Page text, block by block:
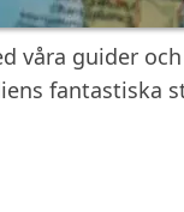
våra guider
fantastiska